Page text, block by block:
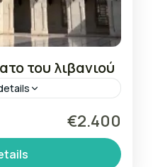
του λιβανιού
Ομάν, η γαλήνια
γνωστή στους
€2.400